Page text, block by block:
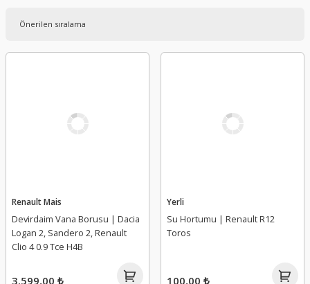
Renault Mais
Devirdaim Vana Borusu | Dacia
Logan 2, Sandero 2, Renault
Clio 4 0.9 Tce H4B
3.599,00 ₺
Yerli
Su Hortumu | Renault R12
Toros
100,00 ₺